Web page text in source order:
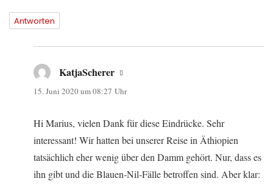
Antworten
KatjaScherer sagt:
15. Juni 2020 um 08:27 Uhr
Hi Marius, vielen Dank für diese Eindrücke. Sehr
interessant! Wir hatten bei unserer Reise in Äthiopien
tatsächlich eher wenig über den Damm gehört. Nur, dass es
ihn gibt und die Blauen-Nil-Fälle betroffen sind. Aber klar: